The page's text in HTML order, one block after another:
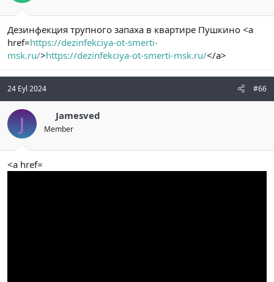
Дезинфекция трупного запаха в квартире Пушкино <a
href=https://dezinfekciya-ot-smerti-
msk.ru/>https://dezinfekciya-ot-smerti-msk.ru/</a>
24 Eyl 2024 #66
J Jamesved
Member
<a href=